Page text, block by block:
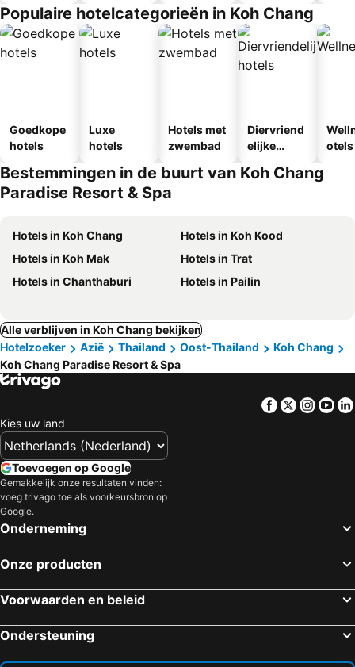
Populaire hotelcategorieën in Koh Chang
Goedkope
hotels
Luxe
hotels
Hotels met
zwembad
Diervriend
elijke
otels
Bestemmingen in de buurt van Koh Chang
Paradise Resort & Spa
Hotels in Koh Chang
Hotels in Koh Kood
Hotels in Koh Mak
Hotels in Trat
Hotels in Chanthaburi
Hotels in Pailin
Alle verblijven in Koh Chang bekijken
Hotelzoeker
Azië Thailand Oost-Thailand
Koh Chang
Koh Chang Paradise Resort & Spa
Facebook
Twitter
Kies uw land
Toevoegen op Google
Gemakkelijk onze resultaten vinden:
voeg trivago toe als voorkeursbron op
Google.
Onderneming
Onze producten
Voorwaarden en beleid
Ondersteuning